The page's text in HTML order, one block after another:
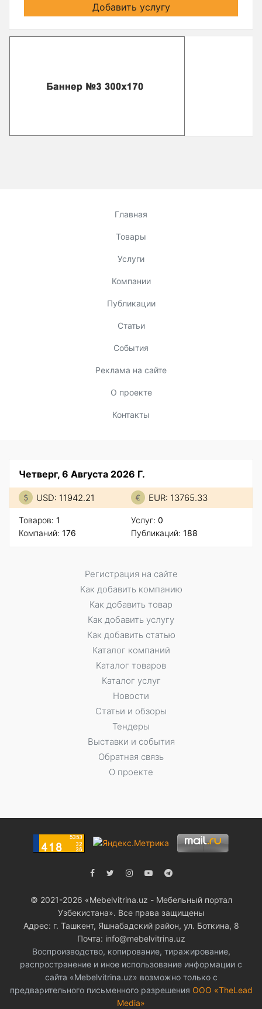
Добавить услугу
Главная
Товары
Услуги
Компании
Публикации
Статьи
События
Реклама на сайте
О проекте
Контакты
Четверг, 6 Августа 2026 Г.
USD: 11942.21 EUR: 13765.33
Товаров: 1
Компаний: 176
Услуг: 0
Публикаций: 188
Регистрация на сайте
Как добавить компанию
Как добавить товар
Как добавить услугу
Как добавить статью
Каталог компаний
Каталог товаров
Каталог услуг
Новости
Статьи и обзоры
Тендеры
Выставки и события
Обратная связь
О проекте
© 2021-2026 «Мebelvitrina.uz - Мебельный портал
Узбекистана». Все права защищены
Адрес: г. Ташкент, Яшнабадский район, ул. Боткина, 8
Почта: info@mebelvitrina.uz
Воспроизводство, копирование, тиражирование,
распространение и иное использование информации с
сайта «Mebelvitrina.uz» возможно только с
предварительного письменного разрешения ООО «TheLead
Media»